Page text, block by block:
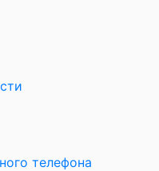
телефона